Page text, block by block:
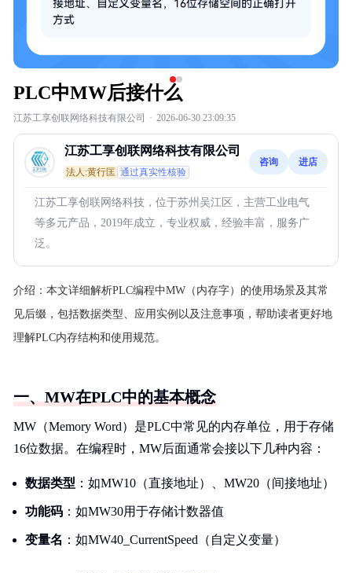
PLC中MW后接什么
江苏工享创联网络科技有限公司 · 2026-06-30 23:09:35
江苏工享创联网络科技有限公司
法人:黄行匡 通过真实性核验
咨询 进店
江苏工享创联网络科技，位于苏州吴江区，主营工业电气
等多元产品，2019年成立，专业权威，经验丰富，服务广
泛。
介绍： 本文详细解析PLC编程中MW（内存字）的使用场景及其常
见后缀，包括数据类型、应用实例以及注意事项，帮助读者更好地
理解PLC内存结构和使用规范。
一、MW在PLC中的基本概念
MW（Memory Word）是PLC中常见的内存单位，用于存储
16位数据。在编程时，MW后面通常会接以下几种内容：
数据类型 ：如MW10（直接地址）、MW20（间接地址）
功能码 ：如MW30用于存储计数器值
变量名 ：如MW40_CurrentSpeed（自定义变量）